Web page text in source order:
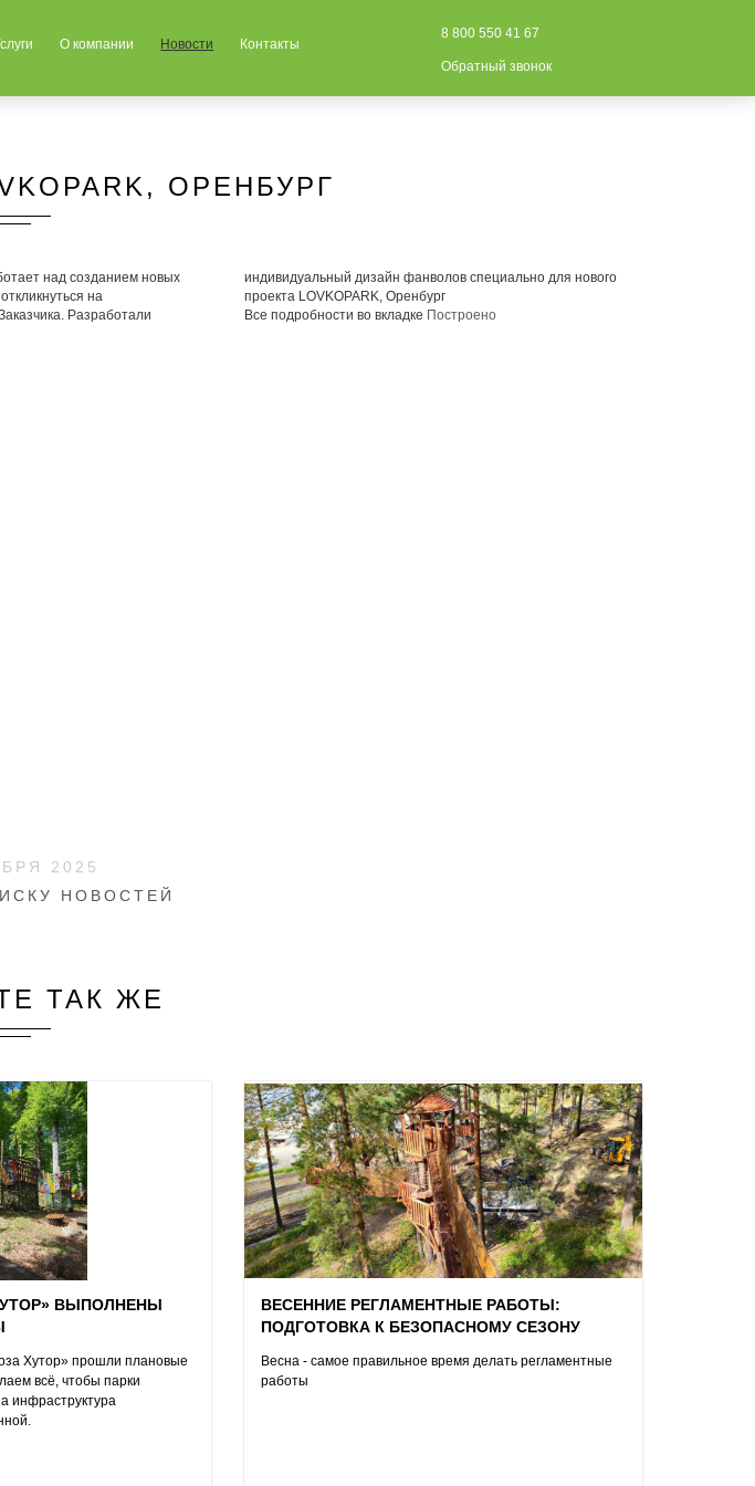
О компании Новости Контакты
8 800 550 41 67
Обратный звонок
ОРЕНБУРГ
над созданием новых
на
Разработали
специально для нового
проекта LOVKOPARK, Оренбург
Все подробности во вкладке Построено
2025
НОВОСТЕЙ
ТАК ЖЕ
ВЫПОЛНЕНЫ
Хутор» прошли плановые
всё, чтобы парки
инфраструктура
ВЕСЕННИЕ РЕГЛАМЕНТНЫЕ РАБОТЫ:
ПОДГОТОВКА К БЕЗОПАСНОМУ СЕЗОНУ
Весна - самое правильное время делать регламентные
работы